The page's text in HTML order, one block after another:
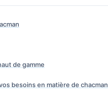
de gamme
besoins en matière de chacman